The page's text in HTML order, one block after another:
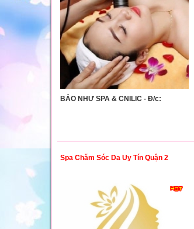
BẢO NHƯ SPA & CNILIC - Đ/c:
Spa Chăm Sóc Da Uy Tín Quận 2